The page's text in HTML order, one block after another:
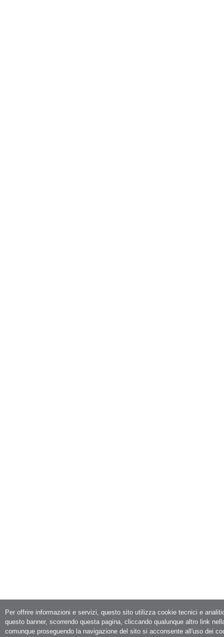
Per offrire informazioni e servizi, questo sito utilizza cookie tecnici e
questo banner, scorrendo questa pagina, cliccando qualunque altro link
comunque proseguendo la navigazione del sito si acconsente all'uso dei